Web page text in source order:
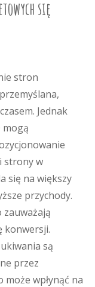
się
stron
Jednak
mogą
strony w
się na większy
przychody.
zauważają
konwersji.
są
przez
wpłynąć na